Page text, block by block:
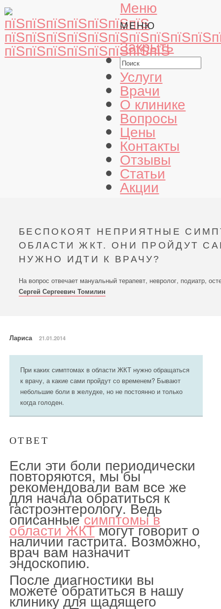
Меню
МЕНЮ
Закрыть
Услуги
Врачи
О клинике
Вопросы
Цены
Контакты
Отзывы
Статьи
Акции
БЕСПОКОЯТ НЕПРИЯТНЫЕ
ОБЛАСТИ ЖКТ. ОНИ ПРОЙДУТ
НУЖНО ИДТИ К ВРАЧУ?
На вопрос отвечает мануальный терапевт, невролог, подиатр,
Сергей Сергеевич Томилин
Лариса 21.01.2014
При каких симптомах в области ЖКТ нужно обращаться
к врачу, а какие сами пройдут со временем? Бывают
небольшие боли в желудке, но не постоянно и только
когда голоден.
ОТВЕТ
Если эти боли периодически
повторяются, мы бы
рекомендовали вам все же
для начала обратиться к
гастроэнтерологу. Ведь
описанныесимптомы в
области ЖКТмогут говорит о
наличии гастрита. Возможно,
врач вам назначит
эндоскопию.
После диагностики вы
можете обратиться в нашу
клинику для щадящего